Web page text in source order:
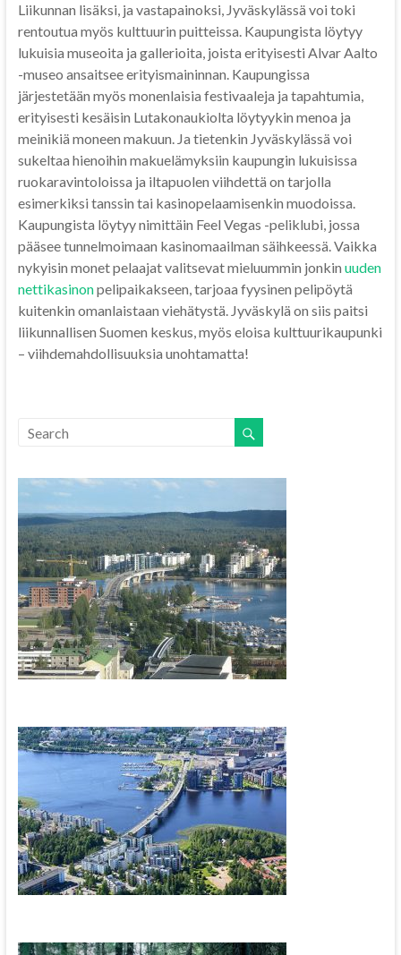
Liikunnan lisäksi, ja vastapainoksi, Jyväskylässä voi toki
rentoutua myös kulttuurin puitteissa. Kaupungista löytyy
lukuisia museoita ja gallerioita, joista erityisesti Alvar Aalto
-museo ansaitsee erityismaininnan. Kaupungissa
järjestetään myös monenlaisia festivaaleja ja tapahtumia,
erityisesti kesäisin Lutakonaukiolta löytyykin menoa ja
meinikiä moneen makuun. Ja tietenkin Jyväskylässä voi
sukeltaa hienoihin makuelämyksiin kaupungin lukuisissa
ruokaravintoloissa ja iltapuolen viihdettä on tarjolla
esimerkiksi tanssin tai kasinopelaamisenkin muodoissa.
Kaupungista löytyy nimittäin Feel Vegas -peliklubi, jossa
pääsee tunnelmoimaan kasinomaailman säihkeessä. Vaikka
nykyisin monet pelaajat valitsevat mieluummin jonkin uuden
nettikasinonpelipaikakseen, tarjoaa fyysinen pelipöytä
kuitenkin omanlaistaan viehätystä. Jyväskylä on siis paitsi
liikunnallisen Suomen keskus, myös eloisa kulttuurikaupunki
– viihdemahdollisuuksia unohtamatta!